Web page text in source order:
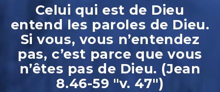
Celui qui est de Dieu
entend les paroles de Dieu.
Si vous, vous n’entendez
pas, c’est parce que vous
n’êtes pas de Dieu. (Jean
8.46-59 "v. 47")